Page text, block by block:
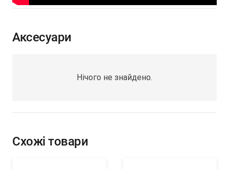
Аксесуари
Нічого не знайдено.
Схожі товари